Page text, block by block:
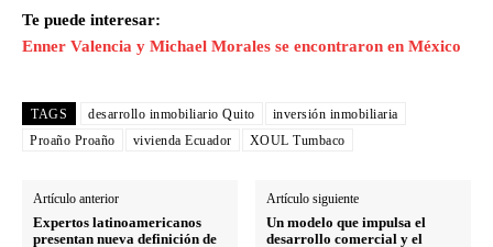
Te puede interesar:
Enner Valencia y Michael Morales se encontraron en México
TAGS desarrollo inmobiliario Quito
inversión inmobiliaria
Proaño Proaño
vivienda Ecuador XOUL Tumbaco
Artículo anterior
Expertos latinoamericanos
presentan nueva definición de
Artículo siguiente
Un modelo que impulsa el
desarrollo comercial y el